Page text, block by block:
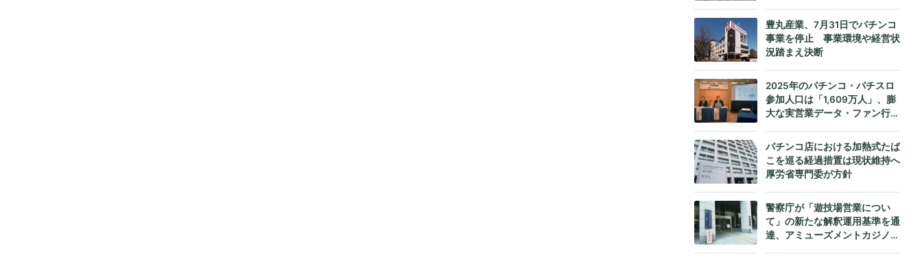
豊丸産業、7月31日でパチンコ
事業を停止 事業環境や経営状
況踏まえ決断
2025年のパチンコ・パチスロ
参加人口は「1,609万人」、膨
大な実営業データ・ファン行動
公式発表
パチンコ店における加熱式たば
こを巡る経過措置は現状維持へ
厚労省専門委が方針
警察庁が「遊技場営業につい
て」の新たな解釈運用基準を通
達、アミューズメントカジノへ